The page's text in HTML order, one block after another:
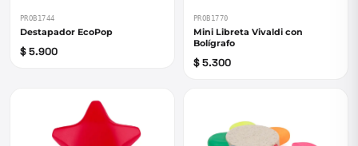
PROB1744
Destapador EcoPop
$ 5.900
PROB1770
Mini Libreta Vivaldi con
Bolígrafo
$ 5.300